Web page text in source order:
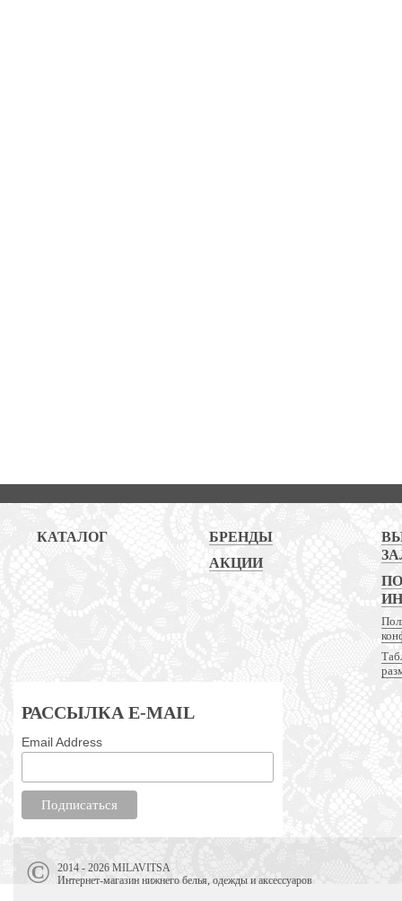
КАТАЛОГ
БРЕНДЫ
АКЦИИ
РАССЫЛКА E-MAIL
Email Address
2014 - 2026 MILAVITSA
Интернет-магазин нижнего белья, одежды и аксессуаров